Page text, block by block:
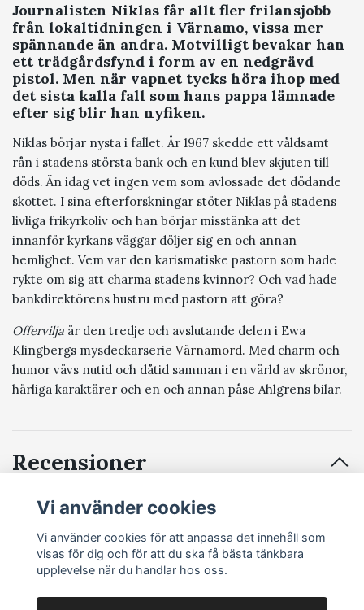
Journalisten Niklas får allt fler frilansjobb
från lokaltidningen i Värnamo, vissa mer
spännande än andra. Motvilligt bevakar han
ett trädgårdsfynd i form av en nedgrävd
pistol. Men när vapnet tycks höra ihop med
det sista kalla fall som hans pappa lämnade
efter sig blir han nyfiken.
Niklas börjar nysta i fallet. År 1967 skedde ett våldsamt
rån i stadens största bank och en kund blev skjuten till
döds. Än idag vet ingen vem som avlossade det dödande
skottet. I sina efterforskningar stöter Niklas på stadens
livliga frikyrkoliv och han börjar misstänka att det
innanför kyrkans väggar döljer sig en och annan
hemlighet. Vem var den karismatiske pastorn som hade
rykte om sig att charma stadens kvinnor? Och vad hade
bankdirektörens hustru med pastorn att göra?
Offervilja är den tredje och avslutande delen i Ewa
Klingbergs mysdeckarserie Värnamord. Med charm och
humor vävs nutid och dåtid samman i en värld av skrönor,
härliga karaktärer och en och annan påse Ahlgrens bilar.
Recensioner
Recensera produkt
Vi använder cookies
Vi använder cookies för att anpassa det innehåll som
visas för dig och för att du ska få bästa tänkbara
upplevelse när du handlar hos oss.